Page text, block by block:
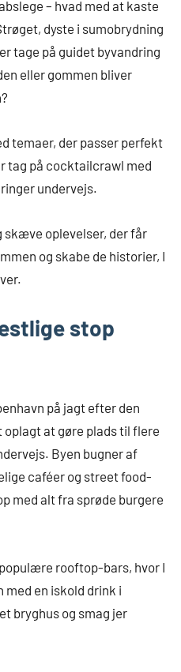
– hvad med at kaste
dyste i sumobrydning
tage på guidet byvandring
eller gommen bliver
temaer, der passer perfekt
tag på cocktailcrawl med
undervejs.
skæve oplevelser, der får
og skabe de historier, I
stop
på jagt efter den
at gøre plads til flere
Byen bugner af
caféer og street food-
med alt fra sprøde burgere
rooftop-bars, hvor I
med en iskold drink i
bryghus og smag jer